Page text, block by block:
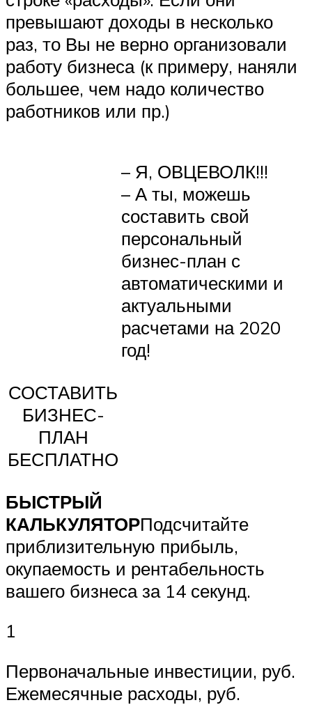
превышают доходы в несколько
раз, то Вы не верно организовали
работу бизнеса (к примеру, наняли
большее, чем надо количество
работников или пр.)
– Я, ОВЦЕВОЛК!!!
– А ты, можешь
составить свой
персональный
бизнес-план с
автоматическими и
актуальными
расчетами на 2020
год!
СОСТАВИТЬ
БИЗНЕС-
ПЛАН
БЕСПЛАТНО
БЫСТРЫЙ
КАЛЬКУЛЯТОРПодсчитайте
приблизительную прибыль,
окупаемость и рентабельность
вашего бизнеса за 14 секунд.
1
Первоначальные инвестиции, руб.
Ежемесячные расходы, руб.